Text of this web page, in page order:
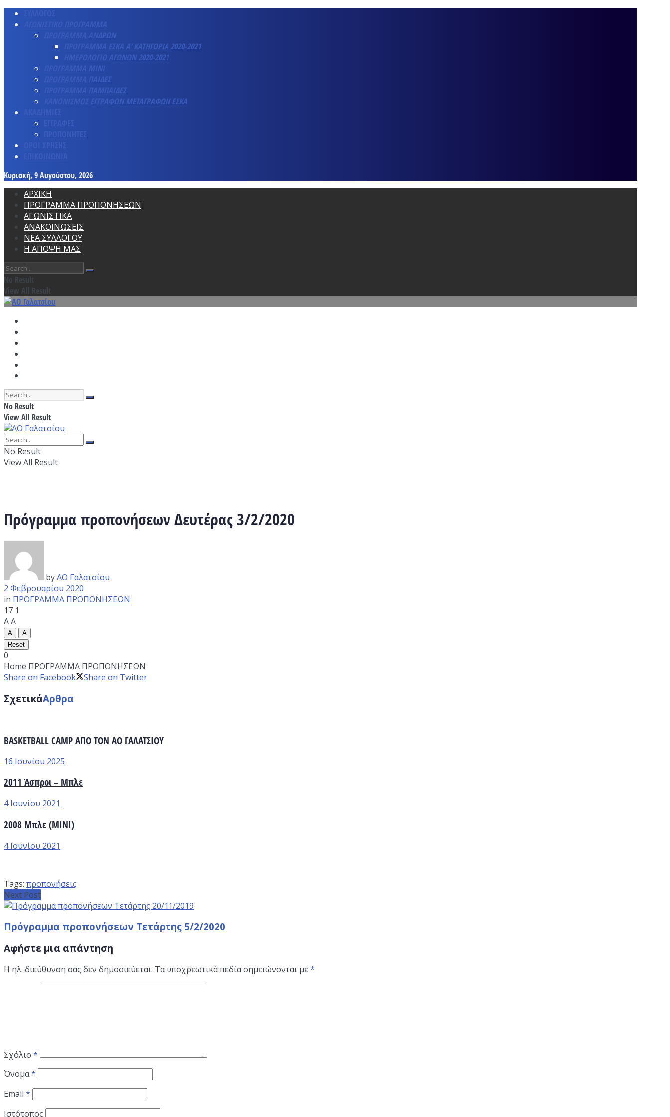
ΑΓΩΝΙΣΤΙΚΟ ΠΡΟΓΡΑΜΜΑ
ΠΡΟΓΡΑΜΜΑ ΑΝΔΡΩΝ
ΠΡΟΓΡΑΜΜΑ ΕΣΚΑ Α’ ΚΑΤΗΓΟΡΙΑ 2020-2021
ΗΜΕΡΟΛΟΓΙΟ ΑΓΩΝΩΝ 2020-2021
ΠΡΟΓΡΑΜΜΑ ΜΙΝΙ
ΠΡΟΓΡΑΜΜΑ ΠΑΙΔΕΣ
ΠΡΟΓΡΑΜΜΑ ΠΑΜΠΑΙΔΕΣ
ΚΑΝΟΝΙΣΜΟΣ ΕΓΓΡΑΦΩΝ ΜΕΤΑΓΡΑΦΩΝ ΕΣΚΑ
Κυριακή, 9 Αυγούστου, 2026
ΑΡΧΙΚΗ
ΠΡΟΓΡΑΜΜΑ ΠΡΟΠΟΝΗΣΕΩΝ
ΑΓΩΝΙΣΤΙΚΑ
ΑΝΑΚΟΙΝΩΣΕΙΣ
ΝΕΑ ΣΥΛΛΟΓΟΥ
Η ΑΠΟΨΗ ΜΑΣ
No Result
View All Result
No Result
View All Result
No Result
View All Result
Πρόγραμμα προπονήσεων Δευτέρας 3/2/2020
byΑΟ Γαλατσίου
2 Φεβρουαρίου 2020
in ΠΡΟΓΡΑΜΜΑ ΠΡΟΠΟΝΗΣΕΩΝ
17 1
AA
A
A
Reset
0
Home ΠΡΟΓΡΑΜΜΑ ΠΡΟΠΟΝΗΣΕΩΝ
Share on Facebook
Share on Twitter
ΣχετικάΑρθρα
BASKETBALL CAMP ΑΠΟ ΤΟΝ ΑΟ ΓΑΛΑΤΣΙΟΥ
16 Ιουνίου 2025
2011 Άσπροι – Μπλε
4 Ιουνίου 2021
2008 Μπλε (ΜΙΝΙ)
4 Ιουνίου 2021
Tags: προπονήσεις
Next Post
Πρόγραμμα προπονήσεων Τετάρτης 5/2/2020
Αφήστε μια απάντηση
Η ηλ. διεύθυνση σας δεν δημοσιεύεται. Τα υποχρεωτικά πεδία σημειώνονται με*
Σχόλιο *
Όνομα*
Email *
Ιστότοπος